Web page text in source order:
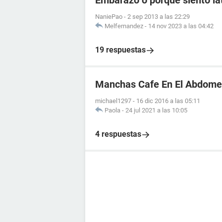
NaniePao - 2 sep 2013 a las 22:29
Melfernandez - 14 nov 2023 a las 04:42
19 respuestas
Manchas Cafe En El
michael1297 - 16 dic 2016 a las 05:11
Paola - 24 jul 2021 a las 10:05
4 respuestas